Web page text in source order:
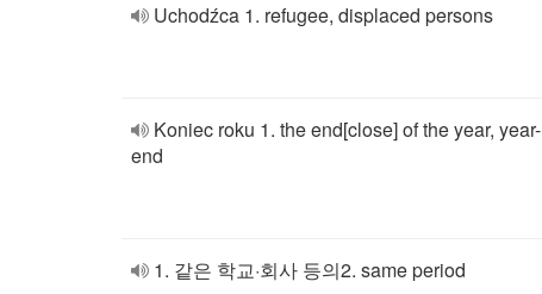
Uchodźca 1. refugee, displaced persons
Koniec roku 1. the end[close] of the year, year-
end
1. 같은 학교·회사 등의2. same period